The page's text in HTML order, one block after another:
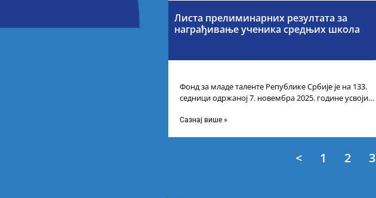
Листа прелиминарних резултата за
награђивање ученика средњих школа
Фонд за младе таленте Републике Србије је на 133.
седници одржаној 7. новембра 2025. године усвојио
Сазнај више »
< 1 2 3